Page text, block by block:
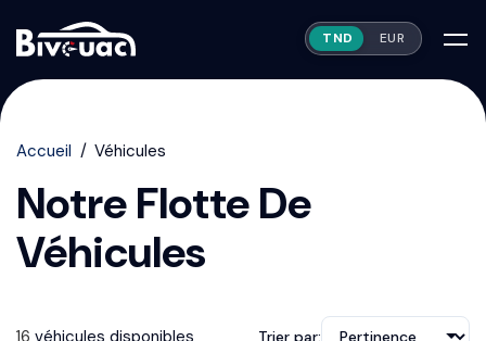
TND EUR
Accueil Véhicules
Notre Flotte De
Véhicules
16 véhicules disponibles Trier par: